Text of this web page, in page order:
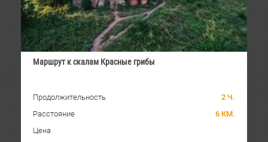
Маршрут к скалам Красные грибы
Продолжительность
2 Ч.
Расстояние
6 КМ.
Цена